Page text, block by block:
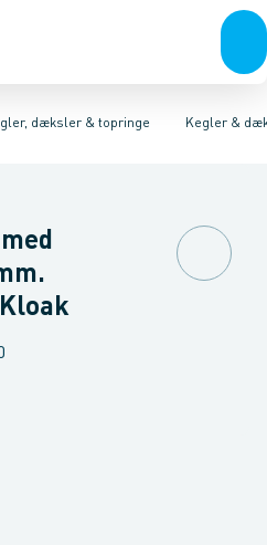
LinjeafvandingTanke,
dæksler & topringe
Karme & dæksler Kegler &
betonKegler & dæksler,